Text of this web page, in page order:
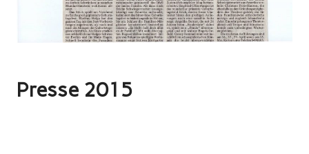
Presse 2015